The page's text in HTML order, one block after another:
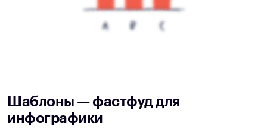
Шаблоны — фастфуд для
инфографики